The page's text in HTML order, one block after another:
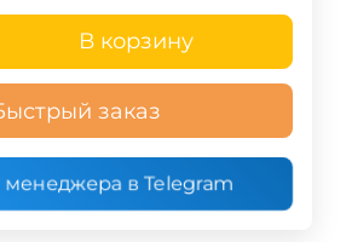
В корзину
заказ
менеджера в Telegram